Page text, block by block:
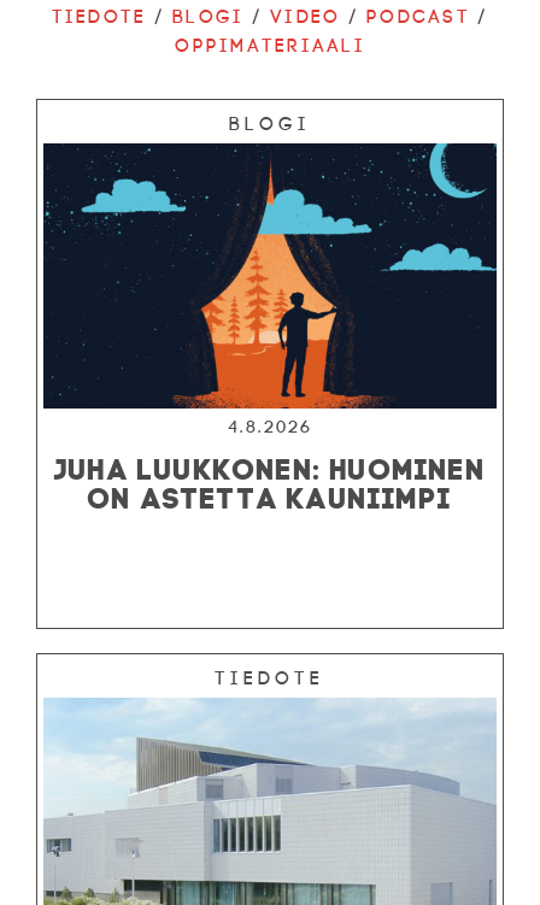
Tiedote /Blogi /Video /Podcast /
Oppimateriaali
Blogi
4.8.2026
JUHA LUUKKONEN: HUOMINEN
ON ASTETTA KAUNIIMPI
Tiedote